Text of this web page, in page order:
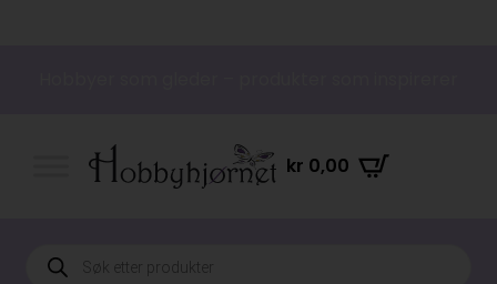
kr 0,00
Products
search